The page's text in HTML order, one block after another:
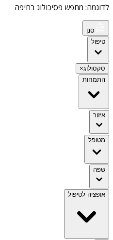
לדוגמה: מחפש פסיכולוג בחיפה
סנן
טיפול
סקסולוג×
התמחות
איזור
מטופל
שפה
אופציה לטיפול